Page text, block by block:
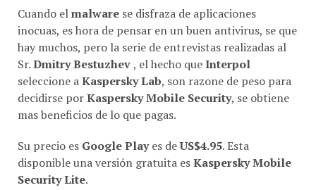
Cuando elmalware se disfraza de aplicaciones
inocuas, es hora de pensar en un buen antivirus, se que
hay muchos, pero la serie de entrevistas realizadas al
Sr.Dmitry Bestuzhev, el hecho queInterpol
seleccione aKaspersky Lab, son razone de peso para
decidirse porKaspersky Mobile Security, se obtiene
mas beneficios de lo que pagas.
Su precio es Google Playes deUS$4.95. Esta
disponible una versión gratuita esKaspersky Mobile
Security Lite.